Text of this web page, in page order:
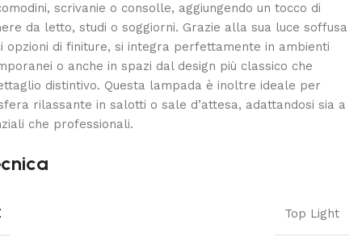
scrivanie o consolle, aggiungendo un tocco di
da letto, studi o soggiorni. Grazie alla sua luce soffusa
opzioni di finiture, si integra perfettamente in ambienti
o anche in spazi dal design più classico che
distintivo. Questa lampada è inoltre ideale per
rilassante in salotti o sale d’attesa, adattandosi sia a
che professionali.
Top Light